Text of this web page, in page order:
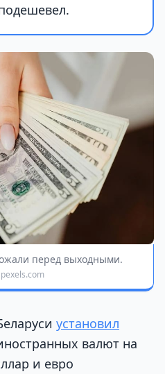
перед выходными.
установил
валют на
и евро